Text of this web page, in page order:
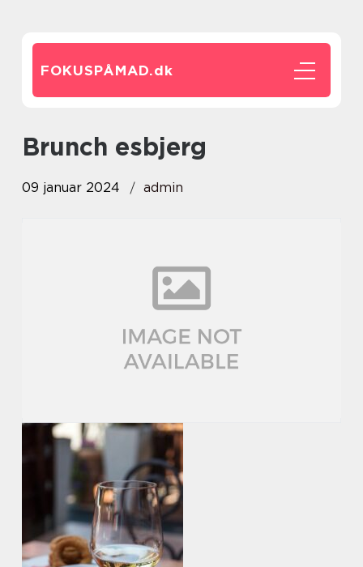
FOKUSPÅMAD.dk
brunch esbjerg
09 januar 2024 admin